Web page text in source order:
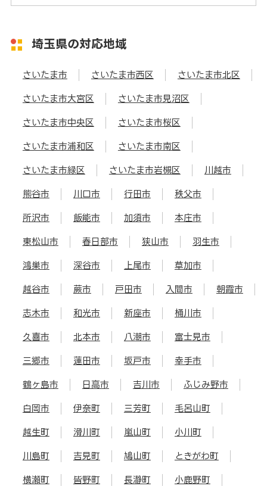
埼玉県の対応地域
さいたま市 さいたま市西区 さいたま市北区
さいたま市大宮区 さいたま市見沼区
さいたま市中央区 さいたま市桜区
さいたま市浦和区 さいたま市南区
さいたま市緑区 さいたま市岩槻区 川越市
熊谷市 川口市 行田市 秩父市
所沢市 飯能市 加須市 本庄市
東松山市 春日部市 狭山市 羽生市
鴻巣市 深谷市 上尾市 草加市
越谷市 蕨市 戸田市 入間市 朝霞市
志木市 和光市 新座市 桶川市
久喜市 北本市 八潮市 富士見市
三郷市 蓮田市 坂戸市 幸手市
鶴ヶ島市 日高市 吉川市 ふじみ野市
白岡市 伊奈町 三芳町 毛呂山町
越生町 滑川町 嵐山町 小川町
川島町 吉見町 鳩山町 ときがわ町
横瀬町 皆野町 長瀞町 小鹿野町